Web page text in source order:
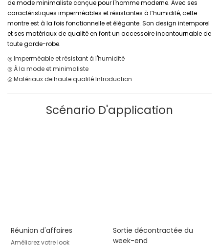
de mode minimaliste conçue pour l'homme moderne. Avec ses
caractéristiques imperméables et résistantes à l’humidité, cette
montre est à la fois fonctionnelle et élégante. Son design intemporel
et ses matériaux de qualité en font un accessoire incontournable de
toute garde-robe.
◎ Imperméable et résistant à l'humidité
◎ À la mode et minimaliste
◎ Matériaux de haute qualité Introduction
Scénario D'application
Réunion d'affaires
Améliorez votre look
Sortie décontractée du
week-end